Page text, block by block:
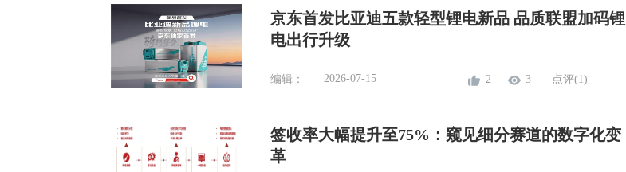
京东首发比亚迪五款轻型锂电新品 品质联盟加码锂
电出行升级
编辑： 2026-07-15 2 3 点评(1)
签收率大幅提升至75%：窥见细分赛道的数字化变
革